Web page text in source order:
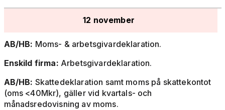
12 november
AB/HB: Moms- & arbetsgivardeklaration.
Enskild firma: Arbetsgivardeklaration.
AB/HB: Skattedeklaration samt moms på skattekontot
(oms <40Mkr), gäller vid kvartals- och
månadsredovisning av moms.